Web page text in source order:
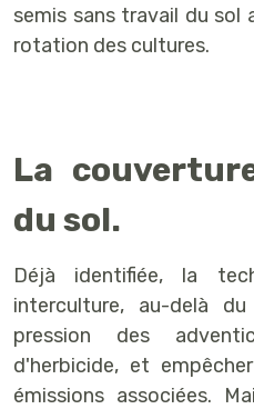
semis sans travail du sol
rotation des cultures.
La
du sol.
Déjà identifiée, la
interculture, au-delà
pression des
d'herbicide, et
émissions associées.